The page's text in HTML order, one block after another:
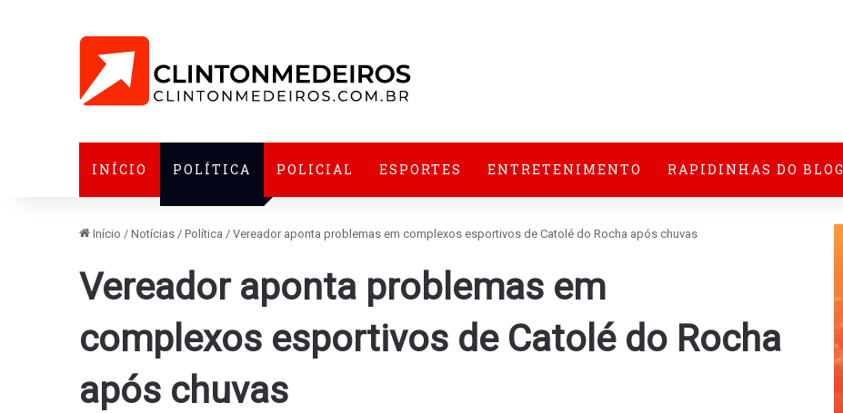
INÍCIO POLÍTICA POLICIAL ESPORTES ENTRETENIMENTO RAPIDINHAS DO BLOG
Início / Notícias / Política / Vereador aponta problemas em complexos esportivos de Catolé do Rocha após chuvas
Vereador aponta problemas em
complexos esportivos de Catolé do Rocha
após chuvas